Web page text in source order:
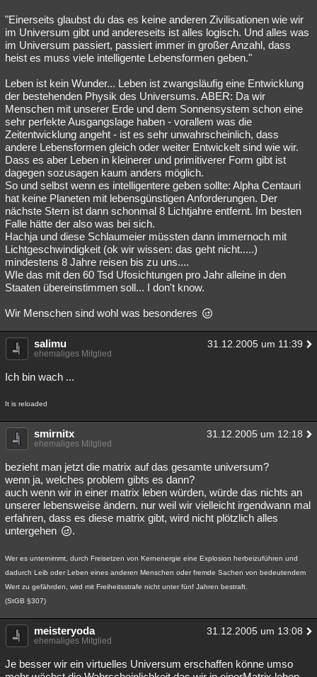
"Einerseits glaubst du das es keine anderen Zivilisationen wie wir
im Universum gibt und andereseits ist alles logisch. Und alles was
im Universum passiert, passiert immer in großer Anzahl, dass
heist es muss viele intelligente Lebensformen geben."
Leben ist kein Wunder... Leben ist zwangsläufig eine Entwicklung
der bestehenden Physik des Universums. ABER: Da wir
Menschen mit unserer Erde und dem Sonnensystem schon eine
sehr perfekte Ausgangslage haben - vorallem was die
Zeitentwicklung angeht - ist es sehr unwahrscheinlich, dass
andere Lebensformen gleich oder weiter Entwickelt sind wie wir.
Dass es aber Leben in kleinerer und primitiverer Form gibt ist
dagegen sozusagen kaum anders möglich.
So und selbst wenn es intelligentere geben sollte: Alpha Centauri
hat keine Planeten mit lebensgünstigen Anforderungen. Der
nächste Stern ist dann schonmal 8 Lichtjahre entfernt. Im besten
Falle hätte der also was bei sich.
Hachja und diese Schlaumeier müssten dann immernoch mit
Lichtgeschwindigkeit (ok wir wissen: das geht nicht.....)
mindestens 8 Jahre reisen bis zu uns....
WIe das mit den 60 Tsd Ufosichtungen pro Jahr alleine in den
Staaten übereinstimmen soll... I don't know.
Wir Menschen sind wohl was besonderes
salimu 31.12.2005 um 11:39
ehemaliges Mitglied
Ich bin wach ...
It is reloaded
smirnitx 31.12.2005 um 12:18
ehemaliges Mitglied
bezieht man jetzt die matrix auf das gesamte universum?
wenn ja, welches problem gibts es dann?
auch wenn wir in einer matrix leben würden, würde das nichts an
unserer lebensweise ändern. nur weil wir vielleicht irgendwann mal
erfahren, dass es diese matrix gibt, wird nicht plötzlich alles
untergehen
.
Wer es unternimmt, durch Freisetzen von Kernenergie eine Explosion herbeizuführen und
dadurch Leib oder Leben eines anderen Menschen oder fremde Sachen von bedeutendem
Wert zu gefährden, wird mit Freiheitsstrafe nicht unter fünf Jahren bestraft.
(StGB §307)
meisteryoda 31.12.2005 um 13:08
ehemaliges Mitglied
Je besser wir ein virtuelles Universum erschaffen könne umso